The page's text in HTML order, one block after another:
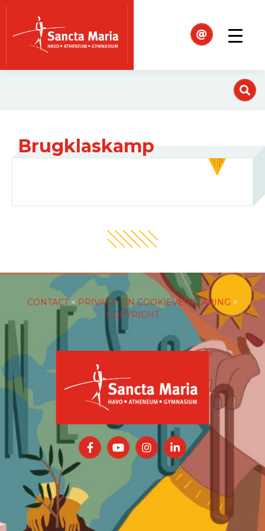
Brugklaskamp
CONTACT< PRIVACY- EN COOKIEVERKLARING >
COPYRIGHT